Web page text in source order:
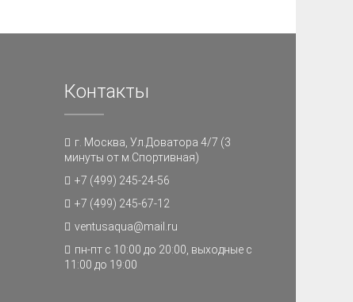
Контакты
г. Москва, Ул.Доватора 4/7 (3
минуты от м.Спортивная)
+7 (499) 245-24-56
+7 (499) 245-67-12
ventusaqua@mail.ru
пн-пт с 10:00 до 20:00, выходные с
11:00 до 19:00